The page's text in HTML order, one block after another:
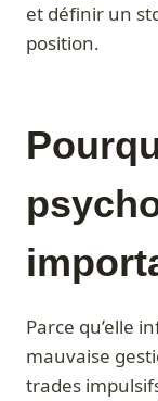
et définir un
position.
Parce qu’elle
mauvaise
trades